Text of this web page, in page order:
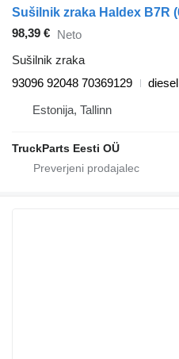
98,39 € Neto
Sušilnik zraka
93096 92048 70369129
diesel
Estonija, Tallinn
TruckParts Eesti OÜ